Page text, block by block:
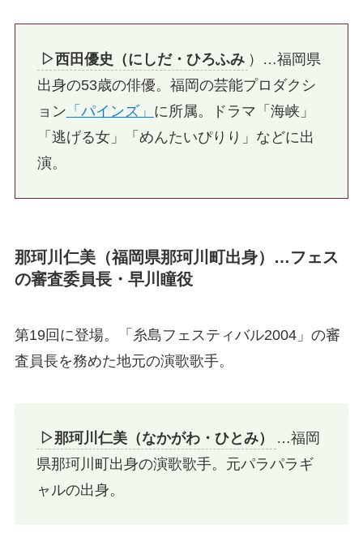
▷西田優史（にしだ・ひろふみ ）…福岡県
出身の53歳の俳優。福岡の芸能プロダクシ
ョン 「パインズ」 に所属。ドラマ「海峡」
「逃げる女」「めんたいぴりり」などに出
演。
那珂川仁美（福岡県那珂川町出身）…フェス
の審査委員長・早川瞳役
第19回に登場。「糸島フェスティバル2004」の審
査員長を務めた地元の演歌歌手。
▷那珂川仁美（なかがわ・ひとみ）
…福岡
県那珂川町出身の演歌歌手。元パラパラギ
ャルの出身。